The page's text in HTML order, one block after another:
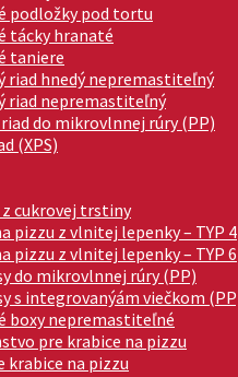
podložky pod tortu
tácky hranaté
taniere
riad hnedý nepremastiteľný
riad nepremastiteľný
do mikrovlnnej rúry (PP)
(XPS)
z cukrovej trstiny
pizzu z vlnitej lepenky – TYP 4
pizzu z vlnitej lepenky – TYP 6
do mikrovlnnej rúry (PP)
s integrovanýám viečkom
boxy nepremastiteľné
pre krabice na pizzu
krabice na pizzu